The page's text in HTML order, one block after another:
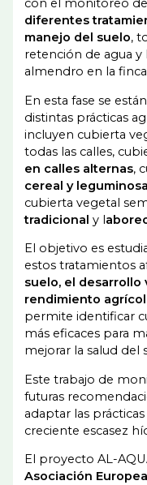
con el monitoreo
diferentes
manejo del suelo,
retención de agua
almendro en la
En esta fase se
distintas prácticas
incluyen cubierta
todas las calles,
en calles alternas,
cereal y
cubierta vegetal
tradicional y l
El objetivo es
estos tratamientos
suelo, el
rendimiento
permite identificar
más eficaces para
mejorar la salud del
Este trabajo de
futuras
adaptar las
creciente escasez
El proyecto AL-
Asociación